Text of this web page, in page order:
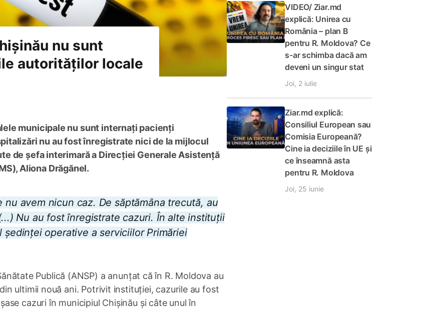
nu sunt
autorităților locale
municipale nu sunt internați pacienți
nu au fost înregistrate nici de la mijlocul
de șefa interimară a Direcției Generale Asistență
Aliona Drăgănel.
avem nicun caz. De săptămâna trecută, au
Nu au fost înregistrate cazuri. În alte instituții
ședinței operative a serviciilor Primăriei
Publică (ANSP) a anunțat că în R. Moldova au
ultimii nouă ani. Potrivit instituției, cazurile au fost
cazuri în municipiul Chișinău și câte unul în
VIDEO/ Ziar.md
explică: Unirea cu
România – plan B
pentru R. Moldova? Ce
s-ar schimba dacă am
deveni un singur stat
Joi, 2 iulie
Ziar.md explică:
Consiliul European sau
Comisia Europeană?
Cine ia deciziile în UE și
ce înseamnă asta
pentru R. Moldova
Joi, 25 iunie